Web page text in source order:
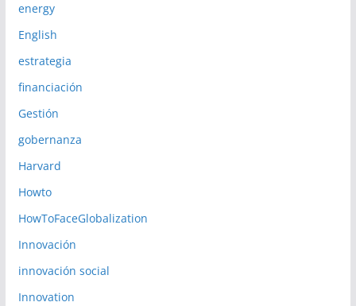
energy
English
estrategia
financiación
Gestión
gobernanza
Harvard
Howto
HowToFaceGlobalization
Innovación
innovación social
Innovation